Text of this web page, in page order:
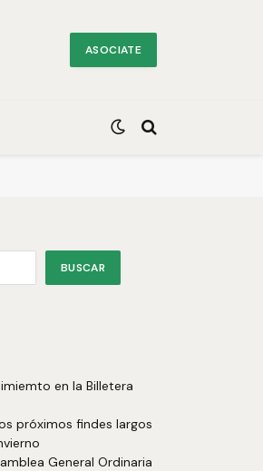
ASOCIATE
BUSCAR
en la Billetera
próximos findes largos
General Ordinaria